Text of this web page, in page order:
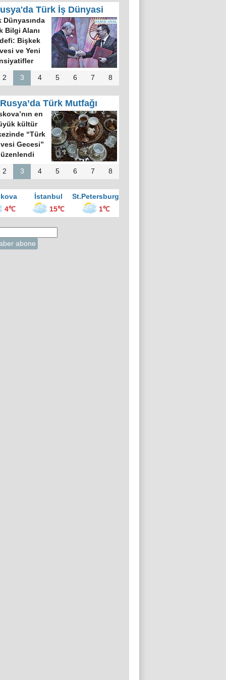
Türk İş Dünyasi
Dünyasında
Bilgi Alanı
Bişkek
ve Yeni
2 3 4 5 6 7 8
Rusya’da Türk Mutfağı
en
kültür
“Türk
Gecesi”
2 3 4 5 6 7 8
İstanbul
St.Petersburg
4℃
15℃ 1℃